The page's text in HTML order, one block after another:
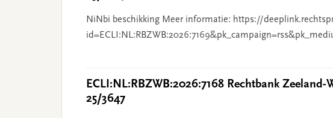
NiNbi beschikking Meer informatie: https://
ECLI:NL:RBZWB:2026:7168 Rechtbank Zeeland-
25/3647